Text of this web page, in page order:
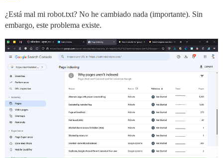
¿Está mal mi robot.txt? No he cambiado nada (importante). Sin
embargo, este problema existe.